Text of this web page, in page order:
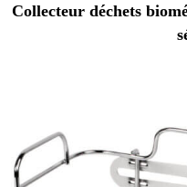
Collecteur déchets